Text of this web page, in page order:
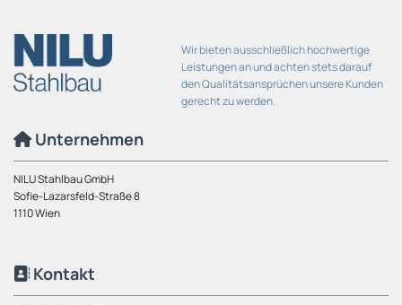
Wir bieten ausschließlich hochwertige
Leistungen an und achten stets darauf
den Qualitätsansprüchen unsere Kunden
gerecht zu werden.
 Unternehmen
NILU Stahlbau GmbH
Sofie-Lazarsfeld-Straße 8
1110 Wien
 Kontakt